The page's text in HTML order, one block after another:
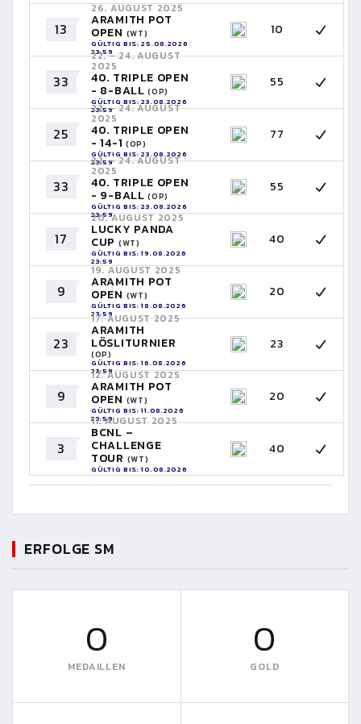
13
26. AUGUST 2025
ARAMITH POT
OPEN (WT)
GÜLTIG BIS: 25.08.2026
23:59
10
33
22. - 24. AUGUST
2025
40. TRIPLE OPEN
- 8-BALL(OP)
GÜLTIG BIS: 23.08.2026
23:59
55
25
22. - 24. AUGUST
2025
40. TRIPLE OPEN
- 14-1 (OP)
GÜLTIG BIS: 23.08.2026
23:59
77
33
22. - 24. AUGUST
2025
40. TRIPLE OPEN
- 9-BALL(OP)
GÜLTIG BIS: 23.08.2026
23:59
55
17
20. AUGUST 2025
LUCKY PANDA
CUP (WT)
GÜLTIG BIS: 19.08.2026
23:59
40
9
19. AUGUST 2025
ARAMITH POT
OPEN (WT)
GÜLTIG BIS: 18.08.2026
23:59
20
23
17. AUGUST 2025
ARAMITH
LÖSLITURNIER
(OP)
GÜLTIG BIS: 16.08.2026
23:59
23
9
12. AUGUST 2025
ARAMITH POT
OPEN (WT)
GÜLTIG BIS: 11.08.2026
23:59
20
3
11. AUGUST 2025
BCNL –
CHALLENGE
TOUR (WT)
GÜLTIG BIS: 10.08.2026
23:59
40
ERFOLGE SM
0
MEDAILLEN
0
GOLD